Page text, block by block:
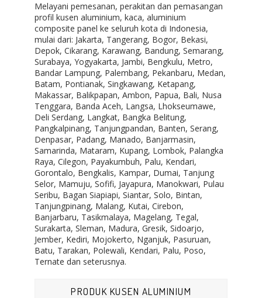
Melayani pemesanan, perakitan dan pemasangan
profil kusen aluminium, kaca, aluminium
composite panel ke seluruh kota di Indonesia,
mulai dari: Jakarta, Tangerang, Bogor, Bekasi,
Depok, Cikarang, Karawang, Bandung, Semarang,
Surabaya, Yogyakarta, Jambi, Bengkulu, Metro,
Bandar Lampung, Palembang, Pekanbaru, Medan,
Batam, Pontianak, Singkawang, Ketapang,
Makassar, Balikpapan, Ambon, Papua, Bali, Nusa
Tenggara, Banda Aceh, Langsa, Lhokseumawe,
Deli Serdang, Langkat, Bangka Belitung,
Pangkalpinang, Tanjungpandan, Banten, Serang,
Denpasar, Padang, Manado, Banjarmasin,
Samarinda, Mataram, Kupang, Lombok, Palangka
Raya, Cilegon, Payakumbuh, Palu, Kendari,
Gorontalo, Bengkalis, Kampar, Dumai, Tanjung
Selor, Mamuju, Sofifi, Jayapura, Manokwari, Pulau
Seribu, Bagan Siapiapi, Siantar, Solo, Bintan,
Tanjungpinang, Malang, Kutai, Cirebon,
Banjarbaru, Tasikmalaya, Magelang, Tegal,
Surakarta, Sleman, Madura, Gresik, Sidoarjo,
Jember, Kediri, Mojokerto, Nganjuk, Pasuruan,
Batu, Tarakan, Polewali, Kendari, Palu, Poso,
Ternate dan seterusnya.
PRODUK KUSEN ALUMINIUM